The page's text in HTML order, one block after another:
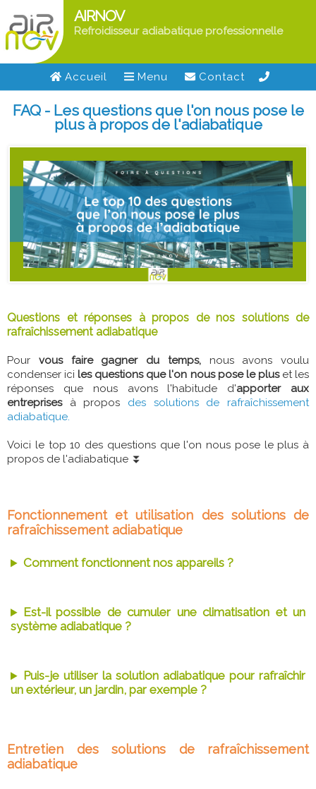
AIRNOV
Refroidisseur adiabatique professionnelle
Accueil Menu Contact
FAQ - Les questions que l'on nous pose le
plus à propos de l'adiabatique
Questions et réponses à propos de nos solutions de
rafraîchissement adiabatique
Pour vous faire gagner du temps,nous avons voulu
condenser ici les questions que l'on nous pose le pluset les
réponses que nous avons l'habitude d'apporter aux
entreprises à propos des solutions de rafraîchissement
adiabatique.
Voici le top 10 des questions que l'on nous pose le plus à
propos de l'adiabatique ⏬
Fonctionnement et utilisation des solutions de
rafraîchissement adiabatique
Comment fonctionnent nos appareils ?
Est-il possible de cumuler une climatisation et un
système adiabatique ?
Puis-je utiliser la solution adiabatique pour rafraîchir
un extérieur, un jardin, par exemple ?
Entretien des solutions de rafraîchissement
adiabatique